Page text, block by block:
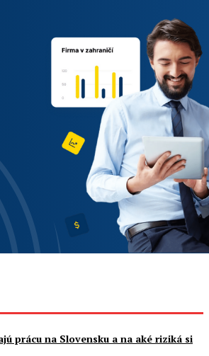
prácu na Slovensku a na aké riziká si